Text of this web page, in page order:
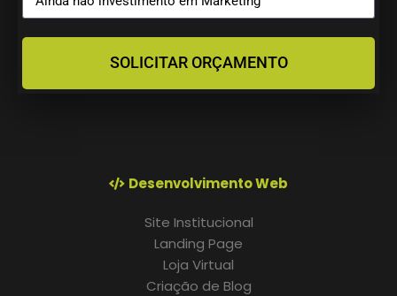
SOLICITAR ORÇAMENTO
Desenvolvimento Web
Site Institucional
Landing Page
Loja Virtual
Criação de Blog